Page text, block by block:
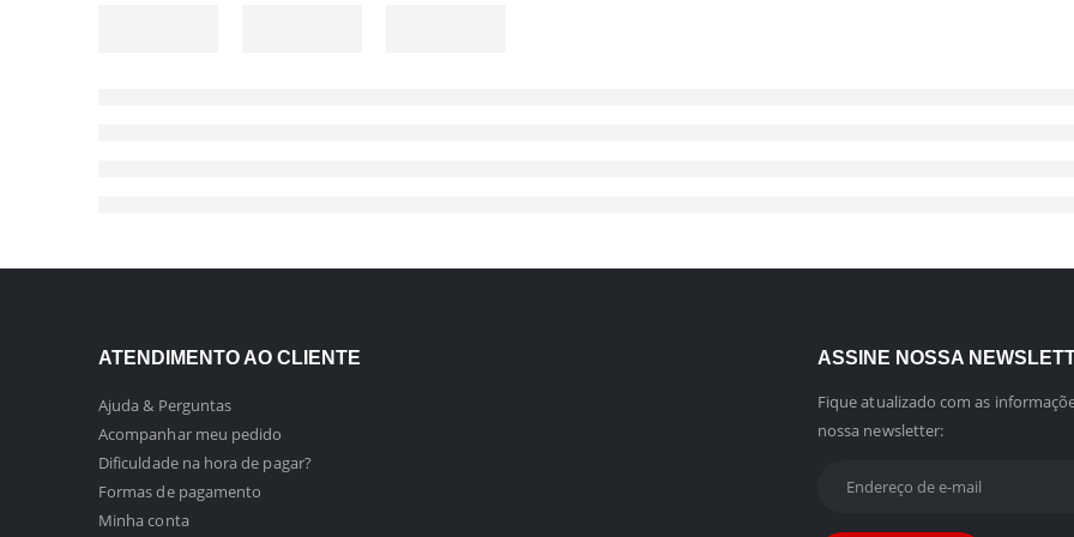
ATENDIMENTO AO CLIENTE
Ajuda & Perguntas
Acompanhar meu pedido
Dificuldade na hora de pagar?
Formas de pagamento
Minha conta
ASSINE NOSSA
Fique atualizado com as
nossa newsletter: